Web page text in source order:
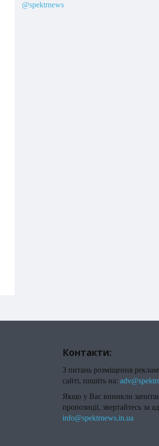
@spektrnews
Контакти:
З питань розміщення
сайті, пишіть на:
Якщо у Вас виникли
пропозиції, звертайтесь за
info@spektrnews.in.ua